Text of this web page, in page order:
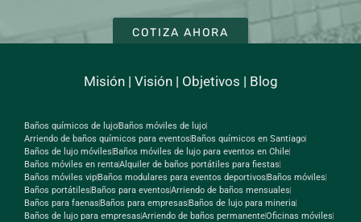
COTIZA AHORA
Misión| Visión| Objetivos | Blog
Baños químicos de lujoBaños móviles de lujo
Arriendo de baños químicos para eventos Baños químicos en Santiago
Baños de lujo móviles Baños móviles de lujo para eventos en Chile
Baños móviles en rentaAlquiler de baños portátiles para fiestas
Baños móviles vipBaños modulares para eventos deportivos Baños móviles
Baños portátiles Baños para eventosArriendo de baños mensuales
Baños para faenas Baños para empresas Baños de lujo para mineria
Baños de lujo para empresasArriendo de baños permanenteOficinas móviles